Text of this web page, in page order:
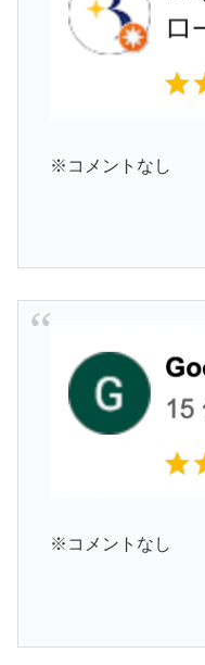
※コメントなし
※コメントなし